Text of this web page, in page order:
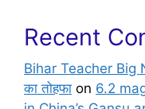
Recent
Bihar Teacher Big
का तोहफा on 6.2